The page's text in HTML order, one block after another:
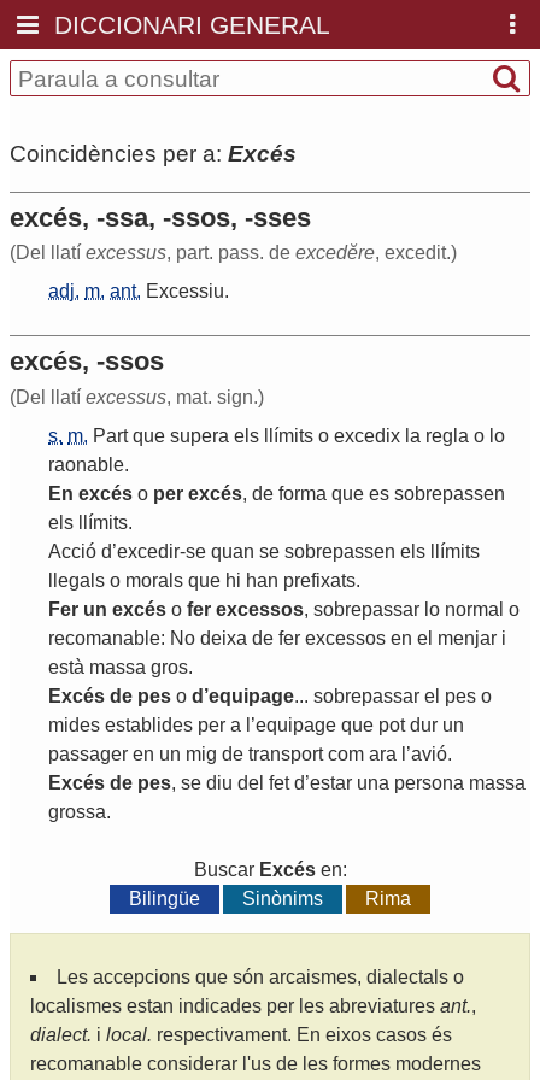
DICCIONARI GENERAL
Coincidències per a: Excés
excés, -ssa, -ssos, -sses
(Del llatí excessus, part. pass. de excedĕre, excedit.)
adj. m. ant. Excessiu.
excés, -ssos
(Del llatí excessus, mat. sign.)
s. m. Part que supera els llímits o excedix la regla o lo
raonable.
En excés o per excés, de forma que es sobrepassen
els
llímits.
Acció d’excedir-se quan se sobrepassen els
llímits
llegals o morals que hi han prefixats.
Fer un excés o fer excessos, sobrepassar lo normal o
recomanable: No deixa de fer excessos en el menjar i
està massa gros.
Excés de pes o d ’equipage... sobrepassar el pes o
mides establides per a ’equipage que pot dur un
passager en un mig de transport com ara ’avió.
Excés de pes, se diu del fet d’estar una persona massa
grossa.
Buscar Excésen:
Bilingüe
Sinònims Rima
Les accepcions que són arcaismes, dialectals o
localismes estan indicades per les abreviatures ant.,
dialect. i local. respectivament. En eixos casos és
recomanable considerar l'us de les formes modernes